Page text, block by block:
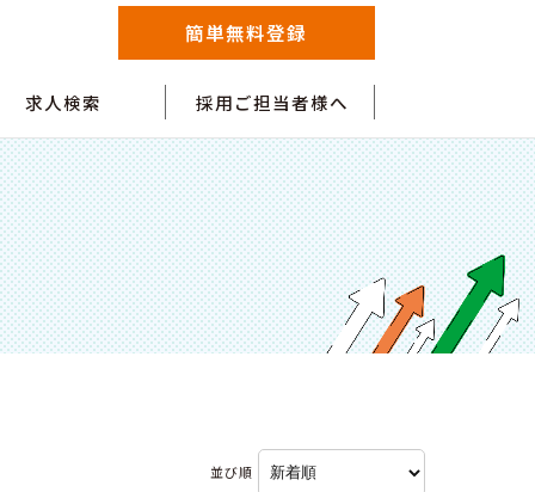
簡単無料登録
求人検索 採用ご担当者様へ
並び順